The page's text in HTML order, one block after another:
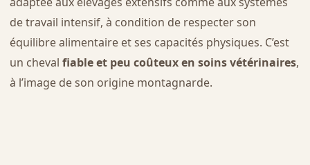
de travail intensif, à condition de respecter son
équilibre alimentaire et ses capacités physiques. C’est
un cheval fiable et peu coûteux en soins vétérinaires,
à l’image de son origine montagnarde.